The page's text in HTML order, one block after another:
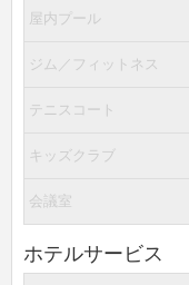
屋内プール
ジム／フィットネス
テニスコート
キッズクラブ
会議室
ホテルサービス